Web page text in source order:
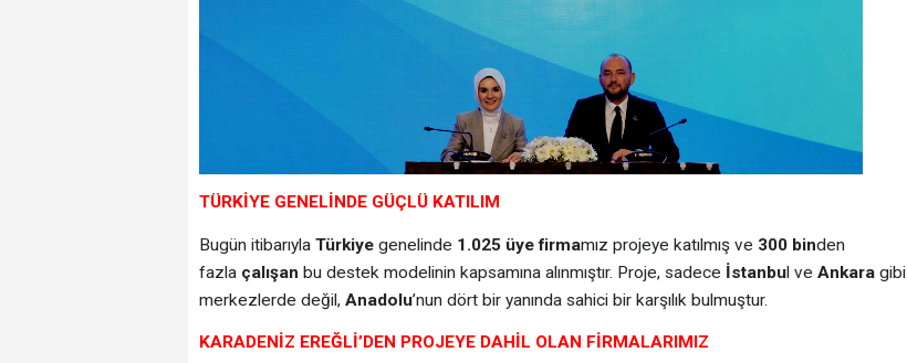
TÜRKİYE GENELİNDE GÜÇLÜ KATILIM
Bugün itibarıyla Türkiyegenelinde 1.025 üye firmamız projeye katılmış ve 300 binden
fazlaçalışan bu destek modelinin kapsamına alınmıştır. Proje, sadece İstanbul ve Ankaragibi
merkezlerde değil, Anadolu’nun dört bir yanında sahici bir karşılık bulmuştur.
KARADENİZ EREĞLİ’DEN PROJEYE DAHİL OLAN FİRMALARIMIZ